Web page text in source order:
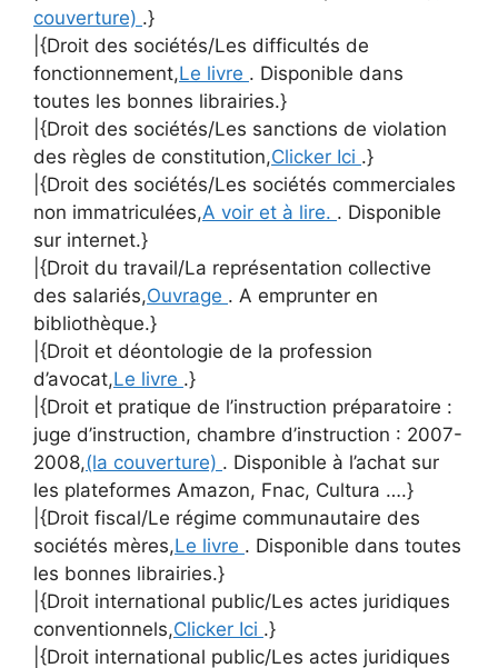
couverture) .}
|{Droit des sociétés/Les difficultés de
fonctionnement,Le livre . Disponible dans
toutes les bonnes librairies.}
|{Droit des sociétés/Les sanctions de violation
des règles de constitution,Clicker Ici .}
|{Droit des sociétés/Les sociétés commerciales
non immatriculées,A voir et à lire. . Disponible
sur internet.}
|{Droit du travail/La représentation collective
des salariés,Ouvrage . A emprunter en
bibliothèque.}
|{Droit et déontologie de la profession
d’avocat,Le livre .}
|{Droit et pratique de l’instruction préparatoire :
juge d’instruction, chambre d’instruction : 2007-
2008,(la couverture) . Disponible à l’achat sur
les plateformes Amazon, Fnac, Cultura ….}
|{Droit fiscal/Le régime communautaire des
sociétés mères,Le livre . Disponible dans toutes
les bonnes librairies.}
|{Droit international public/Les actes juridiques
conventionnels,Clicker Ici .}
|{Droit international public/Les actes juridiques